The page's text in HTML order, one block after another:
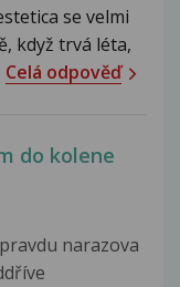
se velmi
když trvá léta,
Celá odpověď
do kolene
narazova